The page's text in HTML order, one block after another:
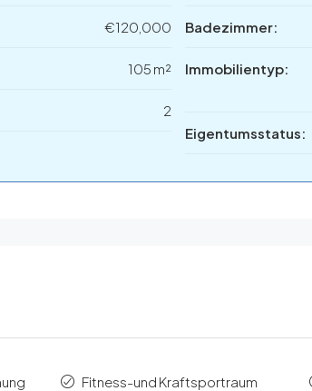
€120,000
105 m²
2
Badezimmer:
Immobilientyp:
Eigentumsstatus:
Fitness-und Kraftsportraum